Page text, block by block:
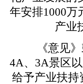
年安排1000万
产业
《意见》鼓
4A、3A景区
给予产业扶持